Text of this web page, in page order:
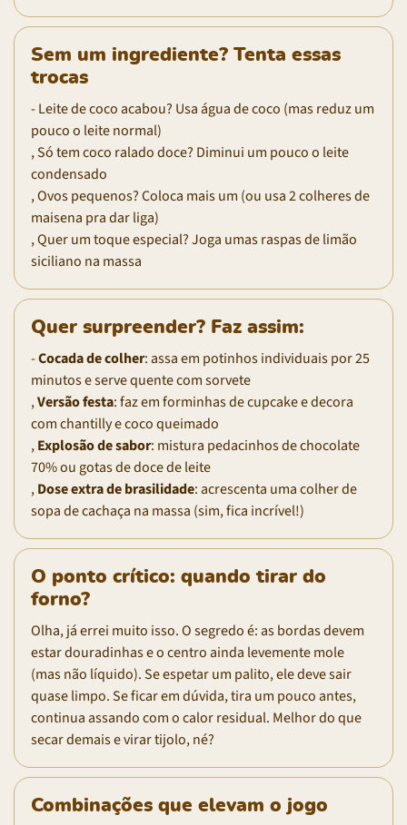
Sem um ingrediente? Tenta essas
trocas
- Leite de coco acabou? Usa água de coco (mas reduz um
pouco o leite normal)
, Só tem coco ralado doce? Diminui um pouco o leite
condensado
, Ovos pequenos? Coloca mais um (ou usa 2 colheres de
maisena pra dar liga)
, Quer um toque especial? Joga umas raspas de limão
siciliano na massa
Quer surpreender? Faz assim:
-Cocada de colher: assa em potinhos individuais por 25
minutos e serve quente com sorvete
,Versão festa: faz em forminhas de cupcake e decora
com chantilly e coco queimado
,Explosão de sabor: mistura pedacinhos de chocolate
70% ou gotas de doce de leite
,Dose extra de brasilidade: acrescenta uma colher de
sopa de cachaça na massa (sim, fica incrível!)
O ponto crítico: quando tirar do
forno?
Olha, já errei muito isso. O segredo é: as bordas devem
estar douradinhas e o centro ainda levemente mole
(mas não líquido). Se espetar um palito, ele deve sair
quase limpo. Se ficar em dúvida, tira um pouco antes,
continua assando com o calor residual. Melhor do que
secar demais e virar tijolo, né?
Combinações que elevam o jogo